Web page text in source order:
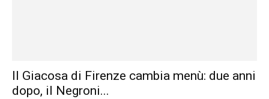
Il Giacosa di Firenze cambia menù: due anni
dopo, il Negroni...